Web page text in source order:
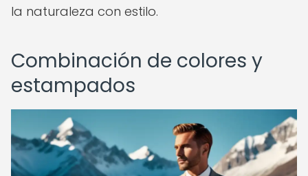
la naturaleza con estilo.
Combinación de colores y
estampados